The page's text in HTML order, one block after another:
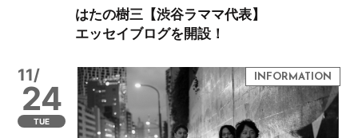
はたの樹三【渋谷ラママ代表】
エッセイブログを開設！
11/
24
TUE